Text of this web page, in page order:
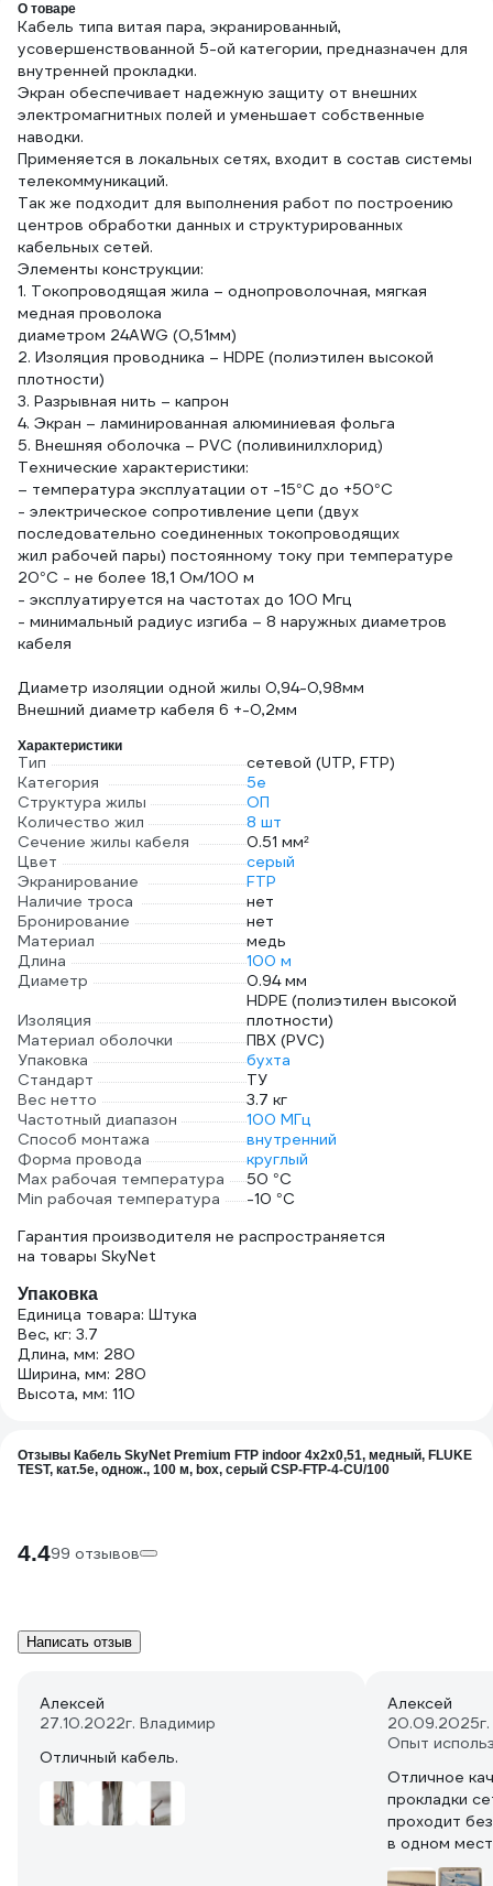
О товаре
Кабель типа витая пара, экранированный,
усовершенствованной 5-ой категории, предназначен для
внутренней прокладки.
Экран обеспечивает надежную защиту от внешних
электромагнитных полей и уменьшает собственные
наводки.
Применяется в локальных сетях, входит в состав системы
телекоммуникаций.
Так же подходит для выполнения работ по построению
центров обработки данных и структурированных
кабельных сетей.
Элементы конструкции:
1. Токопроводящая жила – однопроволочная, мягкая
медная проволока
диаметром 24AWG (0,51мм)
2. Изоляция проводника – HDPE (полиэтилен высокой
плотности)
3. Разрывная нить – капрон
4. Экран – ламинированная алюминиевая фольга
5. Внешняя оболочка – PVC (поливинилхлорид)
Технические характеристики:
– температура эксплуатации от -15°С до +50°С
- электрическое сопротивление цепи (двух
последовательно соединенных токопроводящих
жил рабочей пары) постоянному току при температуре
20°С - не более 18,1 Ом/100 м
- эксплуатируется на частотах до 100 Мгц
- минимальный радиус изгиба – 8 наружных диаметров
кабеля
Диаметр изоляции одной жилы 0,94-0,98мм
Внешний диаметр кабеля 6 +-0,2мм
Характеристики
Тип
сетевой (UTP, FTP)
Категория
5e
Структура жилы
ОП
Количество жил
8 шт
Сечение жилы кабеля
0.51 мм²
Цвет
серый
Экранирование
FTP
Наличие троса
нет
Бронирование
нет
Материал
медь
Длина
100 м
Диаметр
0.94 мм
Изоляция
HDPE (полиэтилен высокой
плотности)
Материал оболочки
ПВХ (PVC)
Упаковка
бухта
Стандарт
ТУ
Вес нетто
3.7 кг
Частотный диапазон
100 МГц
Способ монтажа
внутренний
Форма провода
круглый
Max рабочая температура
50 °С
Min рабочая температура
-10 °С
Гарантия производителя не распространяется
на товары SkyNet
Упаковка
Единица товара: Штука
Вес, кг: 3.7
Длина, мм: 280
Ширина, мм: 280
Высота, мм: 110
Отзывы Кабель SkyNet Premium FTP indoor 4x2x0,51, медный, FLUKE
TEST, кат.5e, однож., 100 м, box, серый CSP-FTP-4-CU/100
4.499 отзывов
Написать отзыв
Алексей
27.10.2022г. Владимир
Отличный кабель.
Алексей
20.09.2025
Опыт
Отличное
прокладки
проходит
в одном
силовым